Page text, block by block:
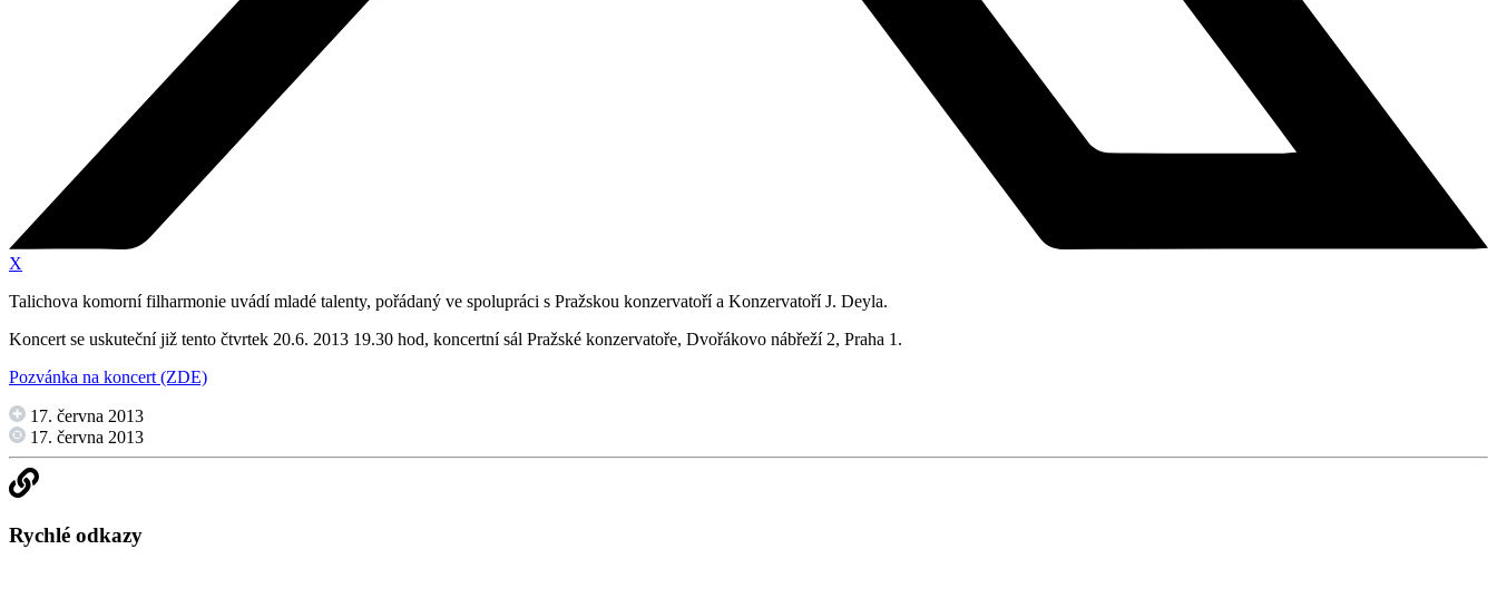
X
Talichova komorní filharmonie uvádí mladé talenty, pořádaný ve spolupráci s Pražskou konzervatoří a Konzervatoří J. Deyla.
Koncert se uskuteční již tento čtvrtek 20.6. 2013 19.30 hod, koncertní sál Pražské konzervatoře, Dvořákovo nábřeží 2, Praha 1.
Pozvánka na koncert (ZDE)
17. června 2013
17. června 2013
Rychlé odkazy